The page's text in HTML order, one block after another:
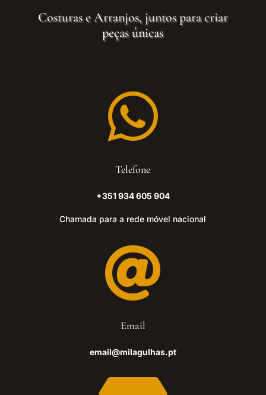
Costuras e Arranjos, juntos para criar
peças únicas

Telefone
+351 934 605 904
Chamada para a rede móvel nacional

Email
email@milagulhas.pt